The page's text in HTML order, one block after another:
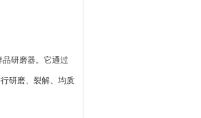
研磨器。它通过
研磨、裂解、均质